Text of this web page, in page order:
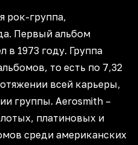
рок-группа,
Первый альбом
в 1973 году. Группа
то есть по 7,32
всей карьеры,
группы. Aerosmith –
платиновых и
среди американских